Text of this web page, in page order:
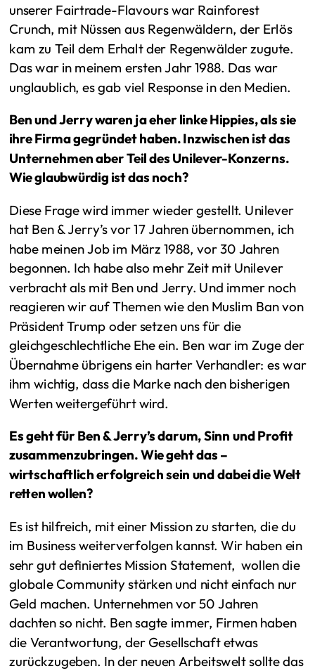
unserer Fairtrade-Flavours war Rainforest
Crunch, mit Nüssen aus Regenwäldern, der Erlös
kam zu Teil dem Erhalt der Regenwälder zugute.
Das war in meinem ersten Jahr 1988. Das war
unglaublich, es gab viel Response in den Medien.
Ben und Jerry waren ja eher linke Hippies, als sie
ihre Firma gegründet haben. Inzwischen ist das
Unternehmen aber Teil des Unilever-Konzerns.
Wie glaubwürdig ist das noch?
Diese Frage wird immer wieder gestellt. Unilever
hat Ben & Jerry’s vor 17 Jahren übernommen, ich
habe meinen Job im März 1988, vor 30 Jahren
begonnen. Ich habe also mehr Zeit mit Unilever
verbracht als mit Ben und Jerry. Und immer noch
reagieren wir auf Themen wie den Muslim Ban von
Präsident Trump oder setzen uns für die
gleichgeschlechtliche Ehe ein. Ben war im Zuge der
Übernahme übrigens ein harter Verhandler: es war
ihm wichtig, dass die Marke nach den bisherigen
Werten weitergeführt wird.
Es geht für Ben & Jerry’s darum, Sinn und Profit
zusammenzubringen. Wie geht das –
wirtschaftlich erfolgreich sein und dabei die Welt
retten wollen?
Es ist hilfreich, mit einer Mission zu starten, die du
im Business weiterverfolgen kannst. Wir haben ein
sehr gut definiertes Mission Statement, wollen die
globale Community stärken und nicht einfach nur
Geld machen. Unternehmen vor 50 Jahren
dachten so nicht. Ben sagte immer, Firmen haben
die Verantwortung, der Gesellschaft etwas
zurückzugeben. In der neuen Arbeitswelt sollte das